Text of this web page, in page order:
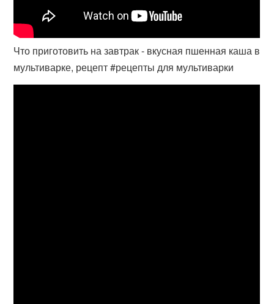
Что приготовить на завтрак - вкусная пшенная каша в
мультиварке, рецепт #рецепты для мультиварки